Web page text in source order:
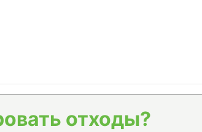
отходы?